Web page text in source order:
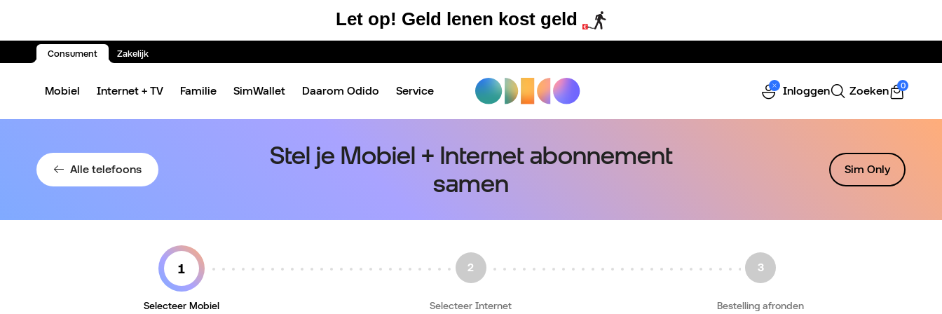
Let op! Geld lenen kost geld
Consument Zakelijk
Mobiel Internet + TV Familie SimWallet Daarom Odido Service Inloggen Zoeken 0
Alle telefoons
Stel je Mobiel + Internet abonnement
samen
Sim Only
Selecteer Mobiel Selecteer Internet Bestelling afronden